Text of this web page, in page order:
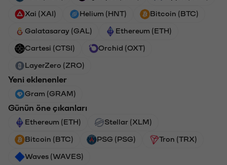
Xai (XAI) Helium (HNT) Bitcoin (BTC)
Galatasaray (GAL) Ethereum (ETH)
Cartesi (CTSI) Orchid (OXT)
LayerZero (ZRO)
Yeni eklenenler
Gram (GRAM)
Günün öne çıkanları
Ethereum (ETH) Stellar (XLM)
Bitcoin (BTC) PSG (PSG) Tron (TRX)
Waves (WAVES)